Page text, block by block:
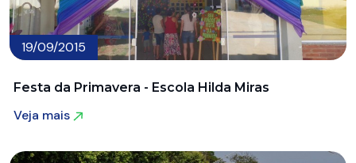
19/09/2015
Festa da Primavera - Escola Hilda Miras
Veja mais